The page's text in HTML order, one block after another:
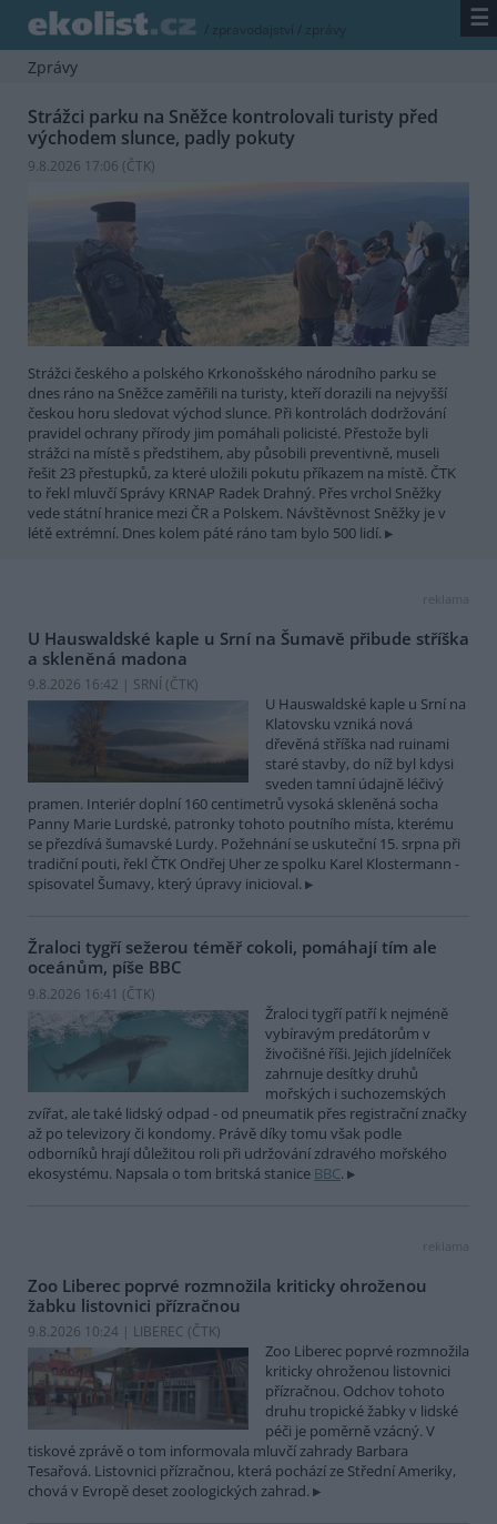
/ zpravodajství / zprávy ☰
Zprávy
Strážci parku na Sněžce kontrolovali turisty před
východem slunce, padly pokuty
9.8.2026 17:06 (ČTK)
Strážci českého a polského Krkonošského národního parku se
dnes ráno na Sněžce zaměřili na turisty, kteří dorazili na nejvyšší
českou horu sledovat východ slunce. Při kontrolách dodržování
pravidel ochrany přírody jim pomáhali policisté. Přestože byli
strážci na místě s předstihem, aby působili preventivně, museli
řešit 23 přestupků, za které uložili pokutu příkazem na místě. ČTK
to řekl mluvčí Správy KRNAP Radek Drahný. Přes vrchol Sněžky
vede státní hranice mezi ČR a Polskem. Návštěvnost Sněžky je v
létě extrémní. Dnes kolem páté ráno tam bylo 500 lidí.
reklama
U Hauswaldské kaple u Srní na Šumavě přibude stříška
a skleněná madona
9.8.2026 16:42 | SRNÍ (ČTK)
U Hauswaldské kaple u Srní na
Klatovsku vzniká nová
dřevěná stříška nad ruinami
staré stavby, do níž byl kdysi
sveden tamní údajně léčivý
pramen. Interiér doplní 160 centimetrů vysoká skleněná socha
Panny Marie Lurdské, patronky tohoto poutního místa, kterému
se přezdívá šumavské Lurdy. Požehnání se uskuteční 15. srpna při
tradiční pouti, řekl ČTK Ondřej Uher ze spolku Karel Klostermann -
spisovatel Šumavy, který úpravy inicioval.
Žraloci tygří sežerou téměř cokoli, pomáhají tím ale
oceánům, píše BBC
9.8.2026 16:41 (ČTK)
Žraloci tygří patří k nejméně
vybíravým predátorům v
živočišné říši. Jejich jídelníček
zahrnuje desítky druhů
mořských i suchozemských
zvířat, ale také lidský odpad - od pneumatik přes registrační značky
až po televizory či kondomy. Právě díky tomu však podle
odborníků hrají důležitou roli při udržování zdravého mořského
ekosystému. Napsala o tom britská stanice BBC.
reklama
Zoo Liberec poprvé rozmnožila kriticky ohroženou
žabku listovnici přízračnou
9.8.2026 10:24 | LIBEREC (ČTK)
Zoo Liberec poprvé rozmnožila
kriticky ohroženou listovnici
přízračnou. Odchov tohoto
druhu tropické žabky v lidské
péči je poměrně vzácný. V
tiskové zprávě o tom informovala mluvčí zahrady Barbara
Tesařová. Listovnici přízračnou, která pochází ze Střední Ameriky,
chová v Evropě deset zoologických zahrad.